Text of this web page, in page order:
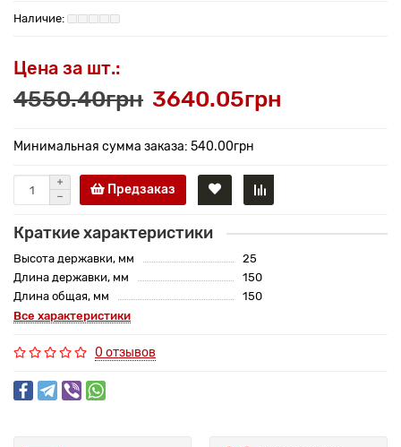
Цена за шт.:
4550.40грн 3640.05грн
Минимальная сумма заказа: 540.00грн
Предзаказ
Краткие характеристики
Высота державки, мм
25
Длина державки, мм
150
Длина общая, мм
150
Все характеристики
0 отзывов